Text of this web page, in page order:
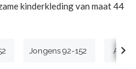
kinderkleding van maat 44
Jongens 92-152